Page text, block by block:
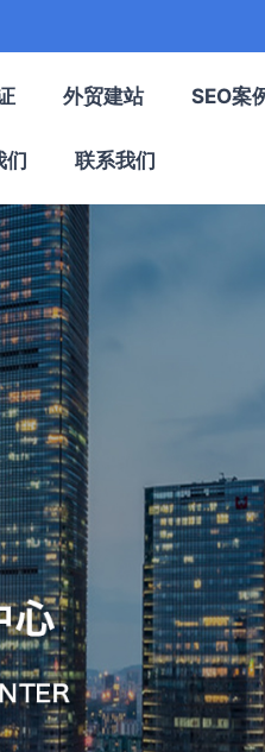
外贸建站 SEO案
们 联系我们